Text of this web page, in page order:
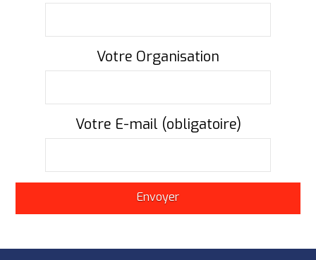
Votre Organisation
Votre E-mail (obligatoire)